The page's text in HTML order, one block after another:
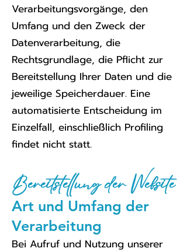
Verarbeitungsvorgänge, den
Umfang und den Zweck der
Datenverarbeitung, die
Rechtsgrundlage, die Pflicht zur
Bereitstellung Ihrer Daten und die
jeweilige Speicherdauer. Eine
automatisierte Entscheidung im
Einzelfall, einschließlich Profiling
findet nicht statt.
Bereitstellung der Website
Art und Umfang der
Verarbeitung
Bei Aufruf und Nutzung unserer